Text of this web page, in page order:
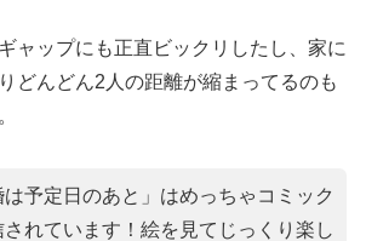
ャップにも正直ビックリしたし、家に
どんどん2人の距離が縮まってるのも
は予定日のあと」はめっちゃコミック
されています！絵を見てじっくり楽し